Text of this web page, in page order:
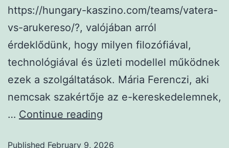
https://hungary-kaszino.com/teams/vatera-
vs-arukereso/?, valójában arról
érdeklődünk, hogy milyen filozófiával,
technológiával és üzleti modellel működnek
ezek a szolgáltatások. Mária Ferenczi, aki
nemcsak szakértője az e-kereskedelemnek,
… Continue reading
Published February 9, 2026